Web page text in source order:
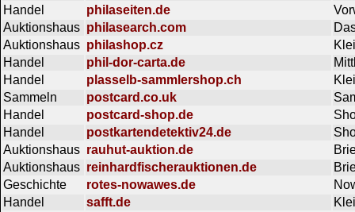
Handel
philaseiten.de
Auktionshaus philasearch.com
Auktionshaus philashop.cz
Handel
phil-dor-carta.de
Handel
plasselb-sammlershop.ch
Sammeln
postcard.co.uk
Handel
postcard-shop.de
Handel
postkartendetektiv24.de
Auktionshaus rauhut-auktion.de
Auktionshaus reinhardfischerauktionen.de
Geschichte
rotes-nowawes.de
Handel
safft.de